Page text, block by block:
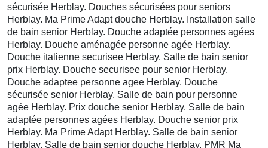
sécurisée Herblay. Douches sécurisées pour seniors
Herblay. Ma Prime Adapt douche Herblay. Installation salle
de bain senior Herblay. Douche adaptée personnes agées
Herblay. Douche aménagée personne agée Herblay.
Douche italienne securisee Herblay. Salle de bain senior
prix Herblay. Douche securisee pour senior Herblay.
Douche adaptee personne agee Herblay. Douche
sécurisée senior Herblay. Salle de bain pour personne
agée Herblay. Prix douche senior Herblay. Salle de bain
adaptée personnes agées Herblay. Douche senior prix
Herblay. Ma Prime Adapt Herblay. Salle de bain senior
Herblay. Salle de bain senior douche Herblay. PMR Ma